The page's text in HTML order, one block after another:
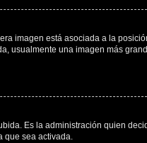
imagen está asociada a la
usualmente una imagen más
Es la administración quien
que sea activada.